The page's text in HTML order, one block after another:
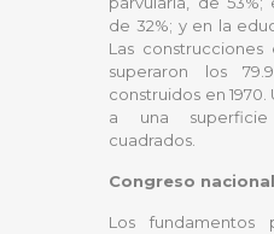
de 32%; y en la
Las construcciones
superaron los
construidos en
a una
cuadrados.
Congreso
Los fundamentos